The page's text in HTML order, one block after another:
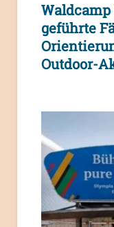
geführte
Outdoor-